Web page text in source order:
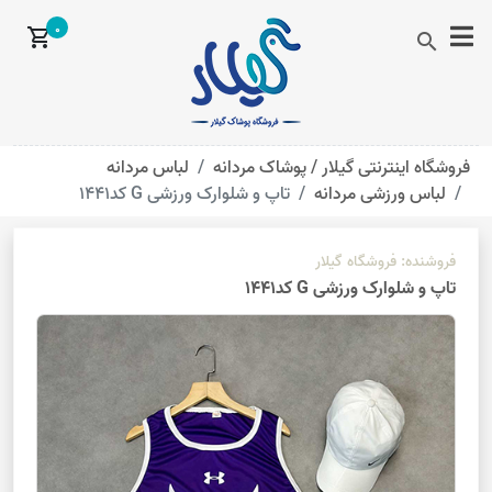
search
shopping_cart0
فروشگاه اینترنتی گیلار /پوشاک مردانه
لباس مردانه
لباس ورزشی مردانه
تاپ و شلوارک ورزشی G کد1441
فروشنده: فروشگاه گیلار
تاپ و شلوارک ورزشی G کد1441